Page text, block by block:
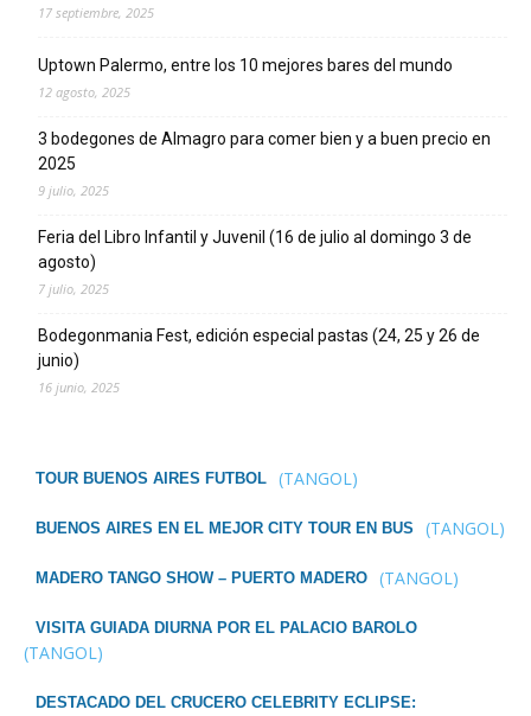
17 septiembre, 2025
Uptown Palermo, entre los 10 mejores bares del mundo
12 agosto, 2025
3 bodegones de Almagro para comer bien y a buen precio en
2025
9 julio, 2025
Feria del Libro Infantil y Juvenil (16 de julio al domingo 3 de
agosto)
7 julio, 2025
Bodegonmania Fest, edición especial pastas (24, 25 y 26 de
junio)
16 junio, 2025
TOUR BUENOS AIRES FUTBOL (TANGOL)
BUENOS AIRES EN EL MEJOR CITY TOUR EN BUS (TANGOL)
MADERO TANGO SHOW – PUERTO MADERO (TANGOL)
VISITA GUIADA DIURNA POR EL PALACIO BAROLO
(TANGOL)
DESTACADO DEL CRUCERO CELEBRITY ECLIPSE: